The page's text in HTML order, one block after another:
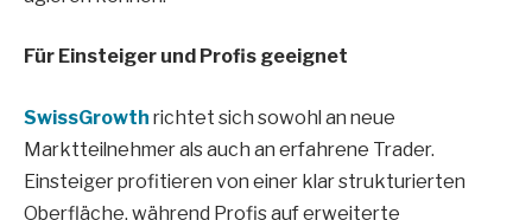
Für Einsteiger und Profis geeignet
SwissGrowth richtet sich sowohl an neue
Marktteilnehmer als auch an erfahrene Trader.
Einsteiger profitieren von einer klar strukturierten
Oberfläche, während Profis auf erweiterte